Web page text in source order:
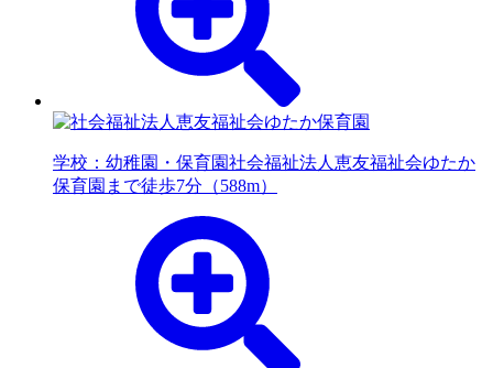
学校：幼稚園・保育園社会福祉法人恵友福祉会ゆたか
保育園まで徒歩7分（588m）